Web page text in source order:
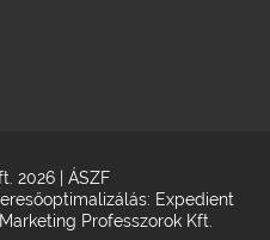
2026 | ÁSZF
: Expedient
Marketing Professzorok Kft.